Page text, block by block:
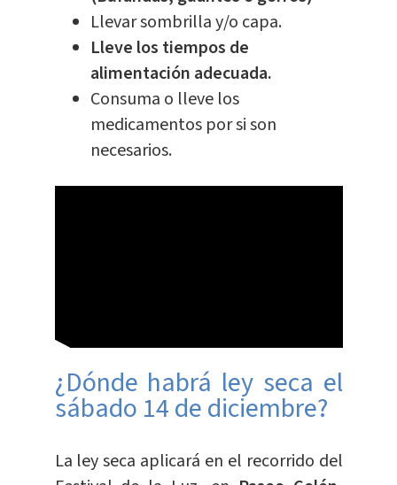
Llevar sombrilla y/o capa.
Lleve los tiempos de
alimentación adecuada.
Consuma o lleve los
medicamentos por si son
necesarios.
¿Dónde habrá ley seca el
sábado 14 de diciembre?
La ley seca aplicará en el recorrido del